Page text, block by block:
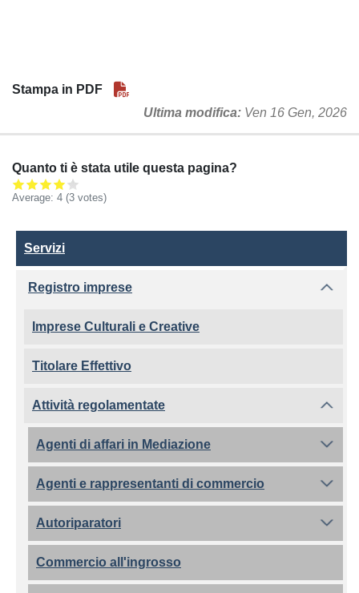
Stampa in PDF
Ultima modifica
Ven 16 Gen, 2026
Quanto ti è stata utile questa pagina?
Average: 4 (3 votes)
Servizi
Servizi
Registro imprese
Imprese Culturali e Creative
Titolare Effettivo
Attività regolamentate
Agenti di affari in Mediazione
Agenti e rappresentanti di commercio
Autoriparatori
Commercio all'ingrosso